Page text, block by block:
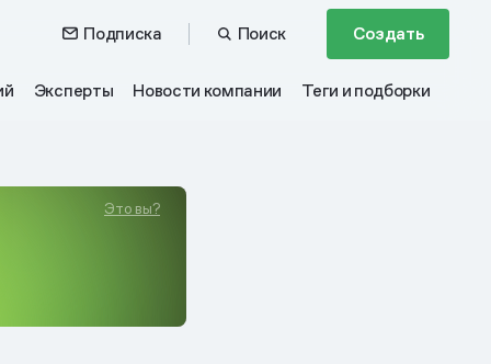
Подписка Поиск Создать
Эксперты Новости компании Теги и подборки
Это вы?